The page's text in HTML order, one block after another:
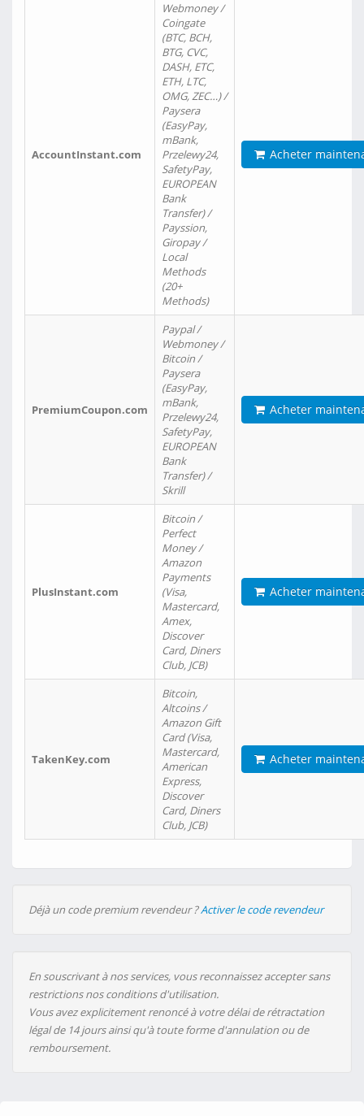
AccountInstant.com
Webmoney /
Coingate
(BTC, BCH,
BTG, CVC,
DASH, ETC,
ETH, LTC,
OMG, ZEC…) /
Paysera
(EasyPay,
mBank,
Przelewy24,
SafetyPay,
EUROPEAN
Bank
Transfer) /
Payssion,
Giropay /
Local
Methods
(20+
Methods)
Acheter
PremiumCoupon.com
Paypal /
Webmoney /
Bitcoin /
Paysera
(EasyPay,
mBank,
Przelewy24,
SafetyPay,
EUROPEAN
Bank
Transfer) /
Skrill
Acheter
PlusInstant.com
Bitcoin /
Perfect
Money /
Amazon
Payments
(Visa,
Mastercard,
Amex,
Discover
Card, Diners
Club, JCB)
Acheter
TakenKey.com
Bitcoin,
Altcoins /
Amazon Gift
Card (Visa,
Mastercard,
American
Express,
Discover
Card, Diners
Club, JCB)
Acheter
Déjà un code premium revendeur ?Activer le code revendeur
En souscrivant à nos services, vous reconnaissez accepter sans
restrictions nos conditions d'utilisation.
Vous avez explicitement renoncé à votre délai de rétractation
légal de 14 jours ainsi qu'à toute forme d'annulation ou de
remboursement.